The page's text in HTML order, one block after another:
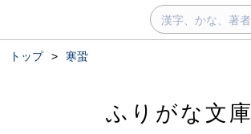
トップ > 寒蛩
ふりがな文庫